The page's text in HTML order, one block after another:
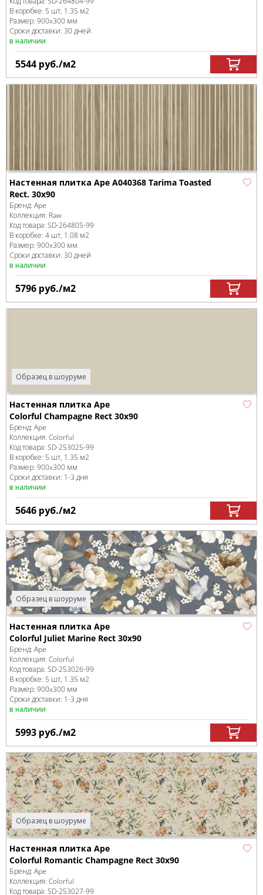
В коробке: 5 шт, 1.35 м2
Размер: 900x300 мм
Сроки доставки: 30 дней
в наличии
5544 руб./м2
Настенная плитка Ape A040368 Tarima Toasted
Rect. 30x90
Бренд: Ape
Коллекция: Raw
Код товара: SD-264805-99
В коробке: 4 шт, 1.08 м2
Размер: 900x300 мм
Сроки доставки: 30 дней
в наличии
5796 руб./м2
Образец в шоуруме
Настенная плитка Ape
Colorful Champagne Rect 30x90
Бренд: Ape
Коллекция: Colorful
Код товара: SD-253025-99
В коробке: 5 шт, 1.35 м2
Размер: 900x300 мм
Сроки доставки: 1-3 дня
в наличии
5646 руб./м2
Образец в шоуруме
Настенная плитка Ape
Colorful Juliet Marine Rect 30x90
Бренд: Ape
Коллекция: Colorful
Код товара: SD-253026-99
В коробке: 5 шт, 1.35 м2
Размер: 900x300 мм
Сроки доставки: 1-3 дня
в наличии
5993 руб./м2
Образец в шоуруме
Настенная плитка Ape
Colorful Romantic Champagne Rect 30x90
Бренд: Ape
Коллекция: Colorful
Код товара: SD-253027-99